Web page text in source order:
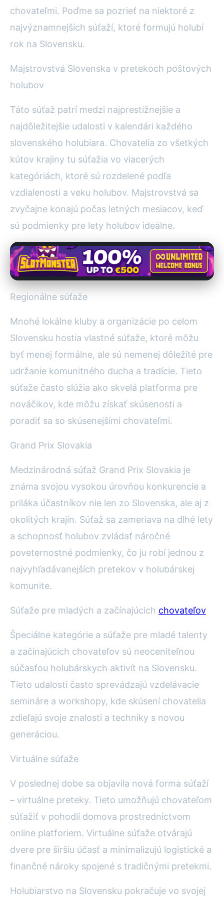
chovateľmi. Poďme sa pozrieť na niektoré z
najvýznamnejších súťaží, ktoré formujú holubí
rok na Slovensku.
Majstrovstvá Slovenska v pretekoch poštových
holubov
Táto súťaž patrí medzi najprestížnejšie a
najdôležitejšie udalosti v kalendári každého
slovenského holubiara. Chovatelia zo všetkých
kútov krajiny tu súťažia vo viacerých
kategóriách, ktoré sú rozdelené podľa
vzdialenosti a veku holubov. Majstrovstvá sa
zvyčajne konajú počas letných mesiacov, keď
sú podmienky pre lety holubov ideálne.
Regionálne súťaže
Mnohé lokálne kluby a organizácie po celom
Slovensku hostia vlastné súťaže, ktoré môžu
byť menej formálne, ale sú nemenej dôležité pre
udržanie komunitného ducha a tradície. Tieto
súťaže často slúžia ako skvelá platforma pre
nováčikov, kde môžu získať skúsenosti a
poradiť sa so skúsenejšími chovateľmi.
Grand Prix Slovakia
Medzinárodná súťaž Grand Prix Slovakia je
známa svojou vysokou úrovňou konkurencie a
priláka účastníkov nie len zo Slovenska, ale aj z
okolitých krajín. Súťaž sa zameriava na dlhé lety
a schopnosť holubov zvládať náročné
poveternostné podmienky, čo ju robí jednou z
najvyhľadávanejších pretekov v holubárskej
komunite.
Súťaže pre mladých a začínajúcich chovateľov
Špeciálne kategórie a súťaže pre mladé talenty
a začínajúcich chovateľov sú neoceniteľnou
súčasťou holubárskych aktivít na Slovensku.
Tieto udalosti často sprevádzajú vzdelávacie
semináre a workshopy, kde skúsení chovatelia
zdieľajú svoje znalosti a techniky s novou
generáciou.
Virtuálne súťaže
V poslednej dobe sa objavila nová forma súťaží
– virtuálne preteky. Tieto umožňujú chovateľom
súťažiť v pohodlí domova prostredníctvom
online platforiem. Virtuálne súťaže otvárajú
dvere pre širšiu účasť a minimalizujú logistické a
finančné nároky spojené s tradičnými pretekmi.
Holubiarstvo na Slovensku pokračuje vo svojej